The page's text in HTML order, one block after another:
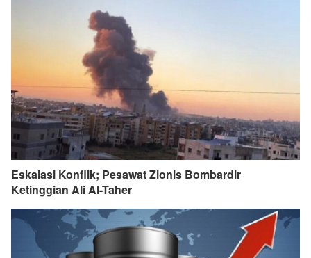
Eskalasi Konflik; Pesawat Zionis Bombardir
Ketinggian Ali Al-Taher